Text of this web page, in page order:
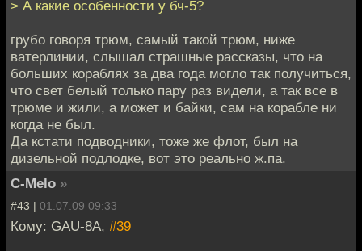
> А какие особенности у бч-5?
грубо говоря трюм, самый такой трюм, ниже
ватерлинии, слышал страшные рассказы, что на
больших кораблях за два года могло так получиться,
что свет белый только пару раз видели, а так все в
трюме и жили, а может и байки, сам на корабле ни
когда не был.
Да кстати подводники, тоже же флот, был на
дизельной подлодке, вот это реально ж.па.
C-Melo »
#43 | 01.07.09 09:33
Кому: GAU-8A, #39